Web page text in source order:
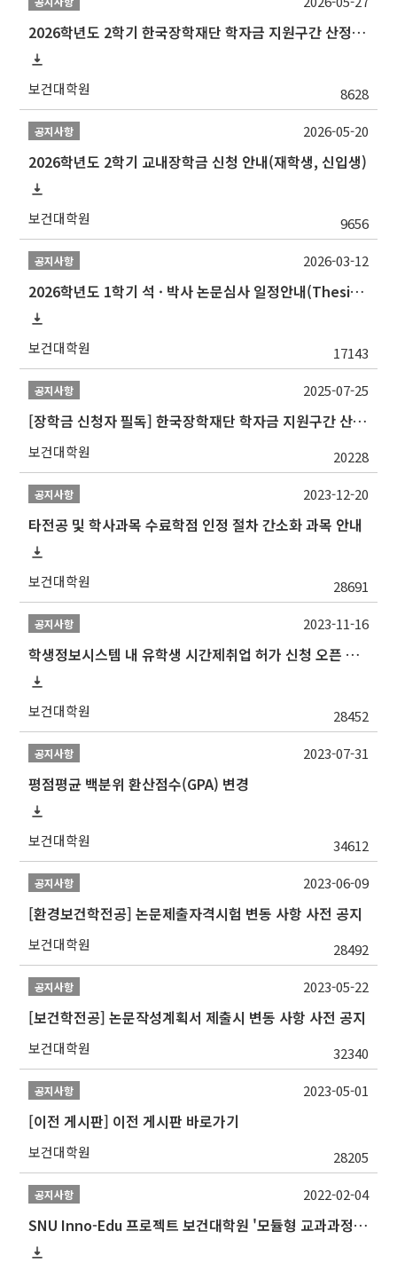
2026학년도 2학기 한국장학재단 학자금 지원구간 산정 신청 안내
보건대학원 8628
공지사항
2026학년도 2학기 교내장학금 신청 안내(재학생, 신입생)
보건대학원 9656
2026-05-20
공지사항
2026학년도 1학기 석 · 박사 논문심사 일정안내(Thesis Defense Schedules)
보건대학원 17143
2026-03-12
공지사항
[장학금 신청자 필독] 한국장학재단 학자금 지원구간 산정 권고
보건대학원 20228
2025-07-25
공지사항
타전공 및 학사과목 수료학점 인정 절차 간소화 과목 안내
보건대학원 28691
2023-12-20
공지사항
학생정보시스템 내 유학생 시간제취업 허가 신청 오픈 안내
보건대학원 28452
2023-11-16
공지사항
평점평균 백분위 환산점수(GPA) 변경
보건대학원 34612
2023-07-31
공지사항
[환경보건학전공] 논문제출자격시험 변동 사항 사전 공지
보건대학원 28492
2023-06-09
공지사항
[보건학전공] 논문작성계획서 제출시 변동 사항 사전 공지
보건대학원 32340
2023-05-22
공지사항
[이전 게시판] 이전 게시판 바로가기
보건대학원 28205
2023-05-01
공지사항
SNU Inno-Edu 프로젝트 보건대학원 '모듈형 교과과정' 안내(revised 2022/2/28)
2022-02-04